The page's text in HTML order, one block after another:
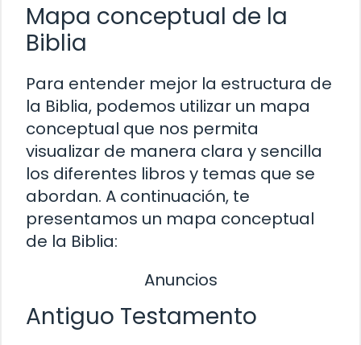
Mapa conceptual de la
Biblia
Para entender mejor la estructura de
la Biblia, podemos utilizar un mapa
conceptual que nos permita
visualizar de manera clara y sencilla
los diferentes libros y temas que se
abordan. A continuación, te
presentamos un mapa conceptual
de la Biblia:
Anuncios
Antiguo Testamento